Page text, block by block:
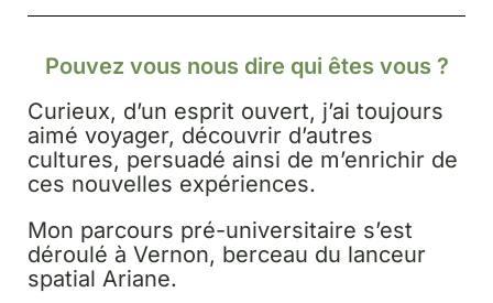
Pouvez vous nous dire qui êtes vous ?
Curieux, d’un esprit ouvert, j’ai toujours
aimé voyager, découvrir d’autres
cultures, persuadé ainsi de m’enrichir de
ces nouvelles expériences.
Mon parcours pré-universitaire s’est
déroulé à Vernon, berceau du lanceur
spatial Ariane.